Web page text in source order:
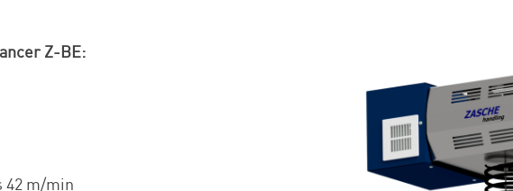
Z-BE:
42 m/min